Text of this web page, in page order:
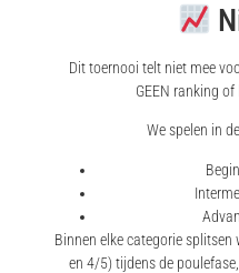
Dit toernooi telt niet mee
GEEN ranking
We spelen in
Binnen elke categorie
en 4/5) tijdens de